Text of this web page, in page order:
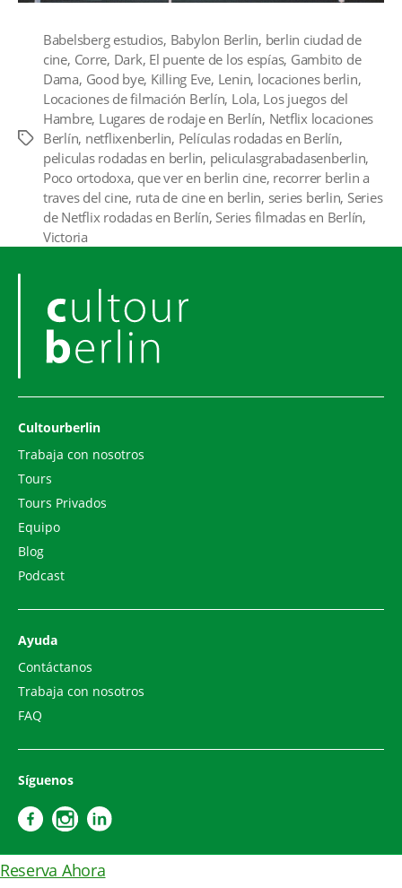
Etiquetas
Babelsberg estudios, Babylon Berlin, berlin ciudad de
cine, Corre, Dark, El puente de los espías, Gambito de
Dama, Good bye, Killing Eve, Lenin, locaciones berlin,
Locaciones de filmación Berlín, Lola, Los juegos del
Hambre, Lugares de rodaje en Berlín, Netflix locaciones
Berlín, netflixenberlin, Películas rodadas en Berlín,
peliculas rodadas en berlin, peliculasgrabadasenberlin,
Poco ortodoxa, que ver en berlin cine, recorrer berlin a
traves del cine, ruta de cine en berlin, series berlin, Series
de Netflix rodadas en Berlín, Series filmadas en Berlín,
Victoria
Cultourberlin
Trabaja con nosotros
Tours
Tours Privados
Equipo
Blog
Podcast
Ayuda
Contáctanos
Trabaja con nosotros
FAQ
Síguenos
Reserva Ahora